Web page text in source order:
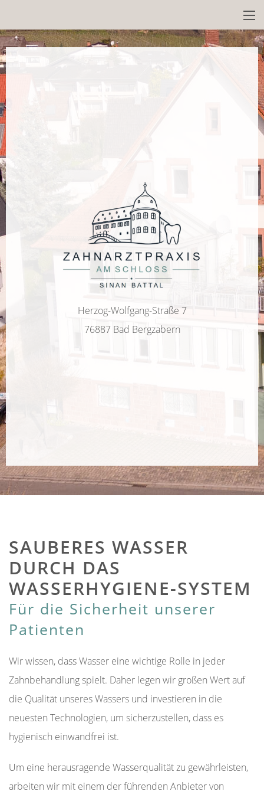
Herzog-Wolfgang-Straße 7
76887 Bad Bergzabern
SAUBERES WASSER
DURCH DAS
WASSERHYGIENE-SYSTEM
Für die Sicherheit unserer
Patienten
Wir wissen, dass Wasser eine wichtige Rolle in jeder
Zahnbehandlung spielt. Daher legen wir großen Wert auf
die Qualität unseres Wassers und investieren in die
neuesten Technologien, um sicherzustellen, dass es
hygienisch einwandfrei ist.
Um eine herausragende Wasserqualität zu gewährleisten,
arbeiten wir mit einem der führenden Anbieter von